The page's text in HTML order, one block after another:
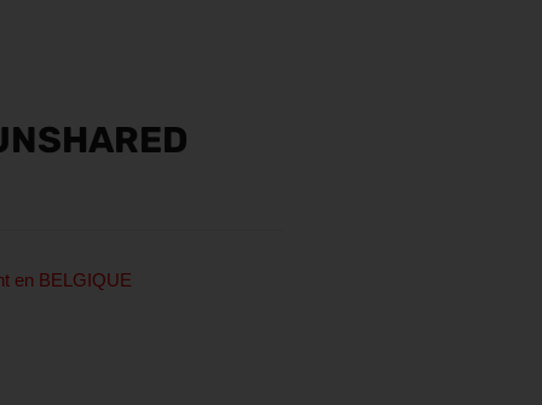
en BELGIQUE